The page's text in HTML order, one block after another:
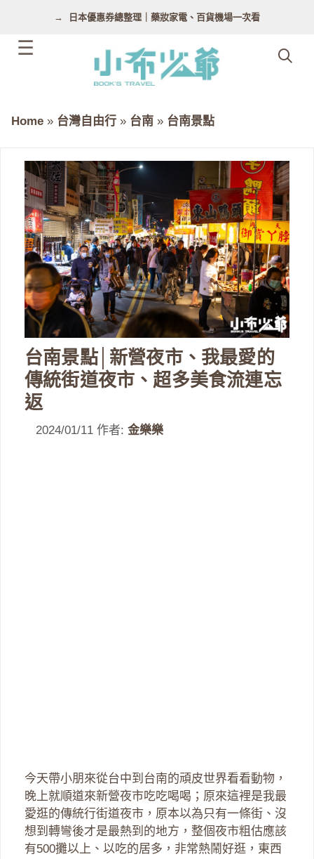
日本優惠券總整理｜藥妝家電、百貨機場一次看
Home » 台灣自由行 » 台南 » 台南景點
台南景點│新營夜市、我最愛的
傳統街道夜市、超多美食流連忘
返
2024/01/11 作者: 金樂樂
今天帶小朋來從台中到台南的頑皮世界看看動物，
晚上就順道來新營夜市吃吃喝喝；原來這裡是我最
愛逛的傳統行街道夜市，原本以為只有一條街、沒
想到轉彎後才是最熱到的地方，整個夜市粗估應該
有500攤以上、以吃的居多，非常熱鬧好逛，東西